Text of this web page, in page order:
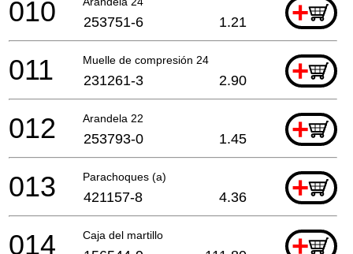
+
010 253751-6 1.21
Muelle de compresión 24 +
011 231261-3 2.90
Arandela 22 +
012 253793-0 1.45
Parachoques (a) +
013 421157-8 4.36
Caja del martillo +
014